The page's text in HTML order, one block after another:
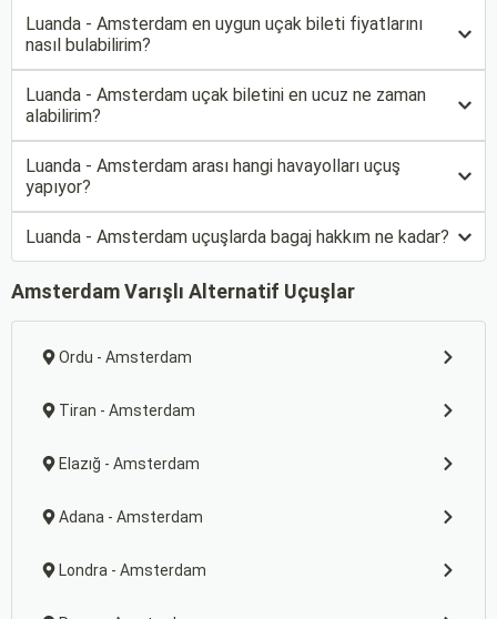
Luanda - Amsterdam en uygun uçak bileti fiyatlarını
nasıl bulabilirim?
Luanda - Amsterdam uçak biletini en ucuz ne zaman
alabilirim?
Luanda - Amsterdam arası hangi havayolları uçuş
yapıyor?
Luanda - Amsterdam uçuşlarda bagaj hakkım ne kadar?
Amsterdam Varışlı Alternatif Uçuşlar
Ordu - Amsterdam
Tiran - Amsterdam
Elazığ - Amsterdam
Adana - Amsterdam
Londra - Amsterdam